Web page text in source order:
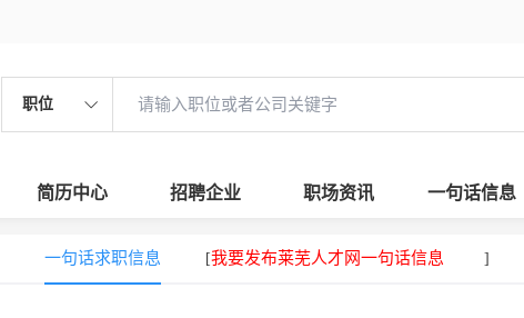
职位
简历中心 招聘企业 职场资讯 一句话信息
一句话求职信息 [我要发布莱芜人才网一句话信息 ]